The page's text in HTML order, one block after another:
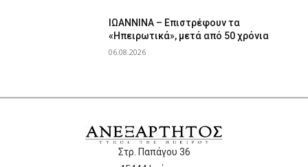
ΙΩΑΝΝΙΝΑ – Επιστρέφουν τα
«Ηπειρωτικά», μετά από 50 χρόνια
06.08.2026
Στρ. Παπάγου 36